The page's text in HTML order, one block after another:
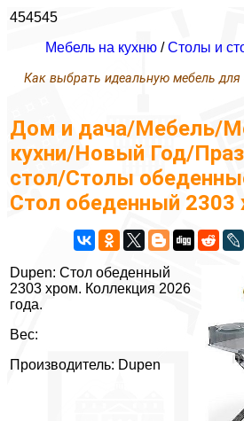
454545
Мебель на кухню /Столы и
Как выбрать идеальную мебель
Дом и дача/Мебель/
кухни/Новый Год/
стол/Столы
Стол обеденный 2303
Dupen: Стол обеденный
2303 хром. Коллекция 2026
года.
Вес:
Производитель: Dupen